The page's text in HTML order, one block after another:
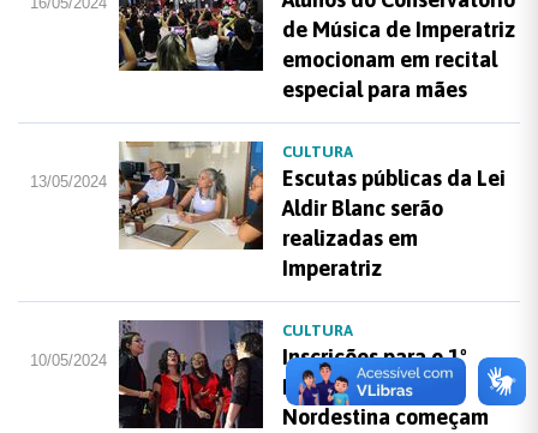
de Música de Imperatriz
emocionam em recital
especial para mães
13/05/2024
CULTURA
Escutas públicas da Lei
Aldir Blanc serão
realizadas em
Imperatriz
10/05/2024
CULTURA
Inscrições para o 1º
Festival de Canção
Nordestina começam